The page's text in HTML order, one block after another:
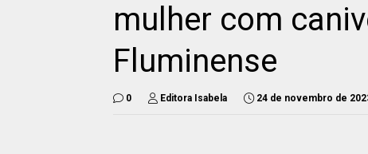
mulher com
Fluminense
0 Editora Isabela 24 de novembro de